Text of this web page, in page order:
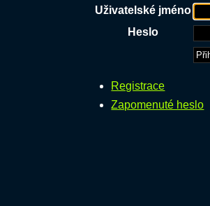
Uživatelské jméno
Heslo
Registrace
Zapomenuté heslo